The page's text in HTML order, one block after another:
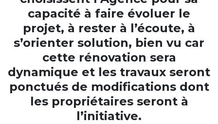
capacité à faire évoluer le
projet, à rester à l’écoute, à
s’orienter solution, bien vu car
cette rénovation sera
dynamique et les travaux seront
ponctués de modifications dont
les propriétaires seront à
l’initiative.